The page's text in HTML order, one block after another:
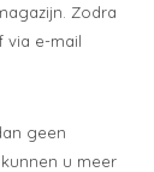
Zodra
via e-mail
geen
u meer